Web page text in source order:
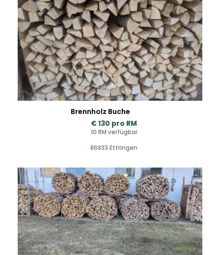
Brennholz Buche
€ 130 pro RM
10 RM verfügbar
86833 Ettringen